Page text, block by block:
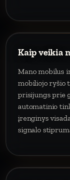
Kaip veikia
Mano mobilus
mobiliojo ryšio
prisijungs prie
automatinio
įrenginys
signalo